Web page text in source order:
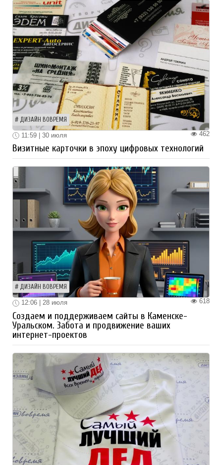
ДИЗАЙН ВОВРЕМЯ
462
11:59 | 30 июля
Визитные карточки в эпоху цифровых технологий
ДИЗАЙН ВОВРЕМЯ
618
12:06 | 28 июля
Создаем и поддерживаем сайты в Каменске-
Уральском. Забота и продвижение ваших
интернет-проектов